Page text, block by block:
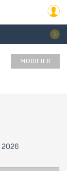
MODIFIER
2026